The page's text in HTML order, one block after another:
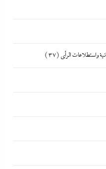
واستطلاعات الرأى (37)